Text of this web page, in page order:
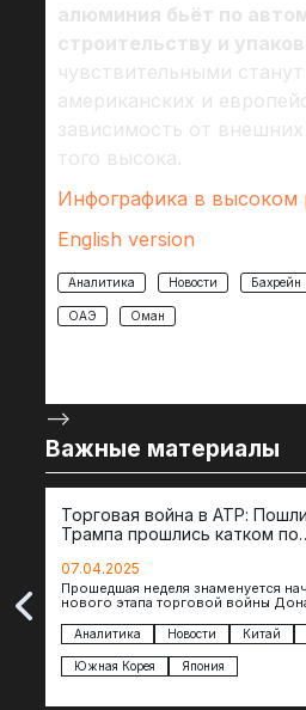
алюминия бьёт по
строительству и
чувствительными
американских и
зависимость от
того высока.
Инфографика в высоком
English version
Аналитика Новости Бахрейн
ОАЭ Оман
-->
Важные материалы
Торговая война в АТР:
Трампа прошлись катком по
07.04.2025
Прошедшая неделя знаменуется
нового этапа торговой войны
импорта из более 100 стран…
Аналитика Новости Китай
Южная Корея Япония